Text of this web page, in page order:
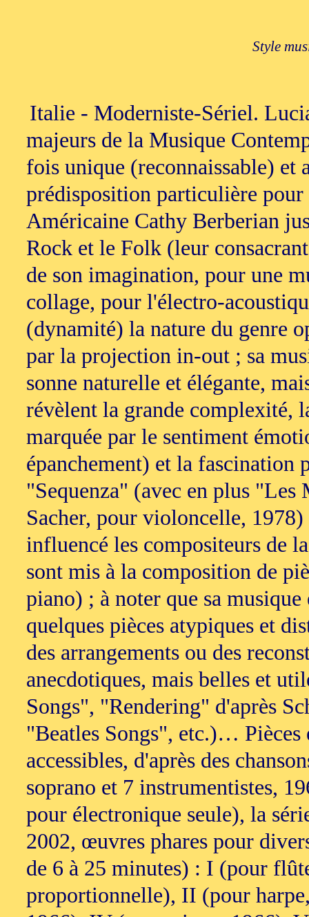
Style
Italie - Moderniste-Sériel.
majeurs de la Musique
fois unique (reconnaissable) et
prédisposition particulière
Américaine Cathy Berberian
Rock et le Folk (leur
de son imagination, pour une
collage, pour l'électro-
(dynamité) la nature du genre
par la projection in-out ; sa
sonne naturelle et élégante,
révèlent la grande complexité,
marquée par le sentiment
épanchement) et la fascination
"Sequenza" (avec en plus
Sacher, pour violoncelle,
influencé les compositeurs de
sont mis à la composition de
piano) ; à noter que sa
quelques pièces atypiques et
des arrangements ou des
anecdotiques, mais belles et
Songs", "Rendering" d'après
"Beatles Songs", etc.)…
accessibles, d'après des
soprano et 7 instrumentistes,
pour électronique seule), la
2002, œuvres phares pour
de 6 à 25 minutes) : I (pour
proportionnelle), II (pour